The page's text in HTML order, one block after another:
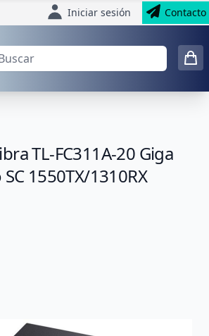
Iniciar sesión Contacto
TL-FC311A-20 Giga
1550TX/1310RX